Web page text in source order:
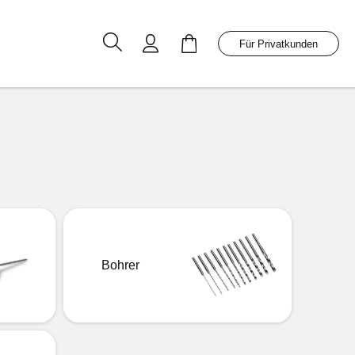
Mein Warenkorb
Für Privatkunden
Bohrer